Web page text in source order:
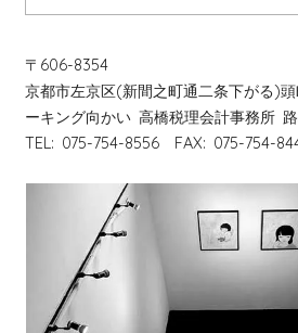
〒606-8354
京都市左京区(新間之町通二条下がる)
ーキング向かい 高橋税理会計事務所 路
TEL: 075-754-8556 FAX: 075-754-